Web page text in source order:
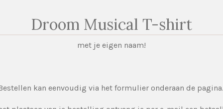
Droom Musical T-shirt
met je eigen naam!
kan eenvoudig via het formulier onderaan de